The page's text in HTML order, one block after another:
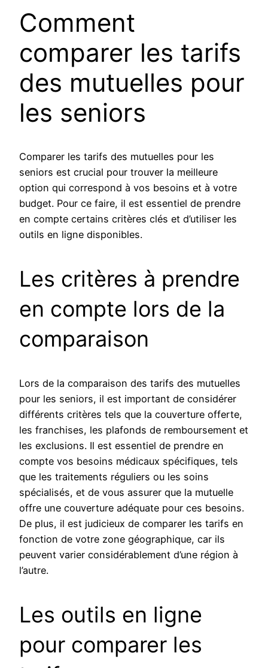
Comment
comparer les tarifs
des mutuelles pour
les seniors
Comparer les tarifs des mutuelles pour les
seniors est crucial pour trouver la meilleure
option qui correspond à vos besoins et à votre
budget. Pour ce faire, il est essentiel de prendre
en compte certains critères clés et d’utiliser les
outils en ligne disponibles.
Les critères à prendre
en compte lors de la
comparaison
Lors de la comparaison des tarifs des mutuelles
pour les seniors, il est important de considérer
différents critères tels que la couverture offerte,
les franchises, les plafonds de remboursement et
les exclusions. Il est essentiel de prendre en
compte vos besoins médicaux spécifiques, tels
que les traitements réguliers ou les soins
spécialisés, et de vous assurer que la mutuelle
offre une couverture adéquate pour ces besoins.
De plus, il est judicieux de comparer les tarifs en
fonction de votre zone géographique, car ils
peuvent varier considérablement d’une région à
l’autre.
Les outils en ligne
pour comparer les